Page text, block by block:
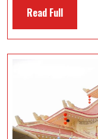
Read FullRead
Full